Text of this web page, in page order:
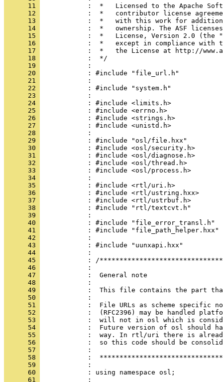
      11
      12
      13
      14
      15
      16
      17
      18
      19
      20
      21
      22
      23
      24
      25
      26
      27
      28
      29
      30
      31
      32
      33
      34
      35
      36
      37
      38
      39
      40
      41
      42
      43
      44
      45
      46
      47
      48
      49
      50
      51
      52
      53
      54
      55
      56
      57
      58
      59
      60
      61